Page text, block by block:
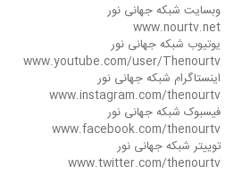
واحد علمی –
وبسایت شبکه جهانی نور
www.nourtv.net
یوتیوب شبکه جهانی نور
www.youtube.com/user/Thenourtv
اینستاگرام شبکه جهانی نور
www.instagram.com/thenourtv
فیسبوک شبکه جهانی نور
www.facebook.com/thenourtv
توییتر شبکه جهانی نور
www.twitter.com/thenourtv